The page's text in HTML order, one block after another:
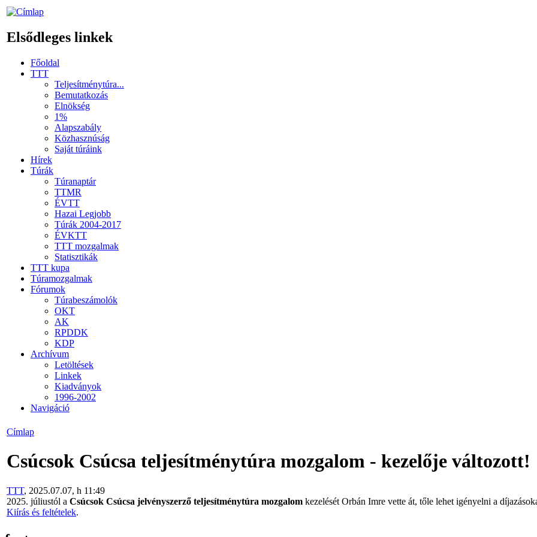
Elsődleges linkek
Főoldal
TTT
Teljesítménytúra...
Bemutatkozás
Elnökség
1%
Alapszabály
Közhasznúság
Saját túráink
Hírek
Túrák
Túranaptár
TTMR
ÉVTT
Hazai Legjobb
Túrák 2004-2017
ÉVKTT
TTT mozgalmak
Statisztikák
TTT kupa
Túramozgalmak
Fórumok
Túrabeszámolók
OKT
AK
RPDDK
KDP
Archívum
Letöltések
Linkek
Kiadványok
1996-2002
Navigáció
Címlap
Csúcsok Csúcsa teljesítménytúra mozgalom - kezelője változott!
TTT, 2025.07.07, h 11:49
2025. júliustól a Csúcsok Csúcsa jelvényszerző teljesítménytúra mozgalom kezelését Orbán Imre vette át, tőle lehet igényelni a
Kiírás és feltételek.